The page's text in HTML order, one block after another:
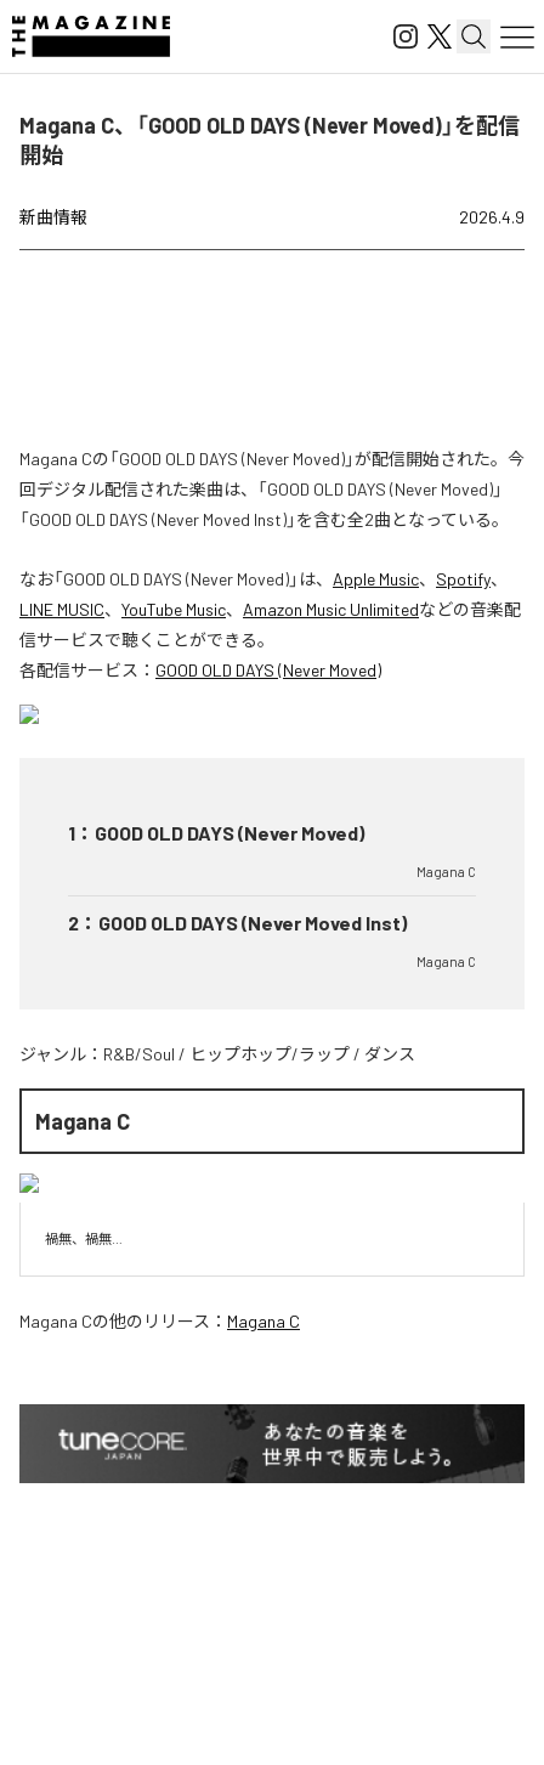
Magana C、「GOOD OLD DAYS (Never Moved)」を配信
開始
新曲情報 2026.4.9
Magana Cの「GOOD OLD DAYS (Never Moved)」が配信開始された。今
回デジタル配信された楽曲は、「GOOD OLD DAYS (Never Moved)」
「GOOD OLD DAYS (Never Moved Inst)」を含む全2曲となっている。
なお「GOOD OLD DAYS (Never Moved)」は、 Apple Music、 Spotify、
LINE MUSIC、 YouTube Music、 Amazon Music Unlimitedなどの音楽配
信サービスで聴くことができる。
各配信サービス： GOOD OLD DAYS (Never Moved)
1 ： GOOD OLD DAYS (Never Moved)
Magana C
2 ： GOOD OLD DAYS (Never Moved Inst)
Magana C
ジャンル： R&B/Soul / ヒップホップ/ラップ / ダンス
Magana C
禍無、禍無…
Magana Cの他のリリース： Magana C